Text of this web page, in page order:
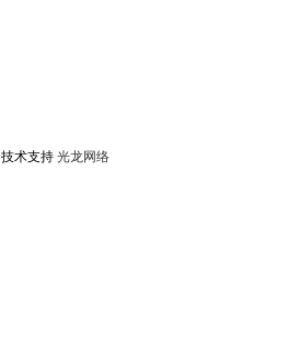
技术支持 光龙网络